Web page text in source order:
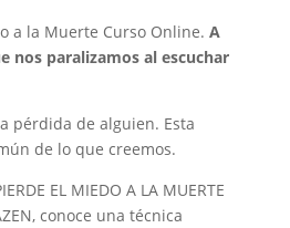
a la Muerte Curso Online. A
nos paralizamos al escuchar
pérdida de alguien. Esta
de lo que creemos.
EL MIEDO A LA MUERTE
conoce una técnica